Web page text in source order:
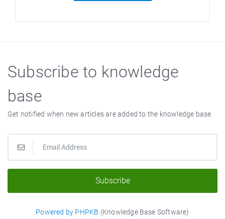
Subscribe to knowledge
base
Get notified when new articles are added to the knowledge base.
Subscribe
Powered by PHPKB (Knowledge Base Software)